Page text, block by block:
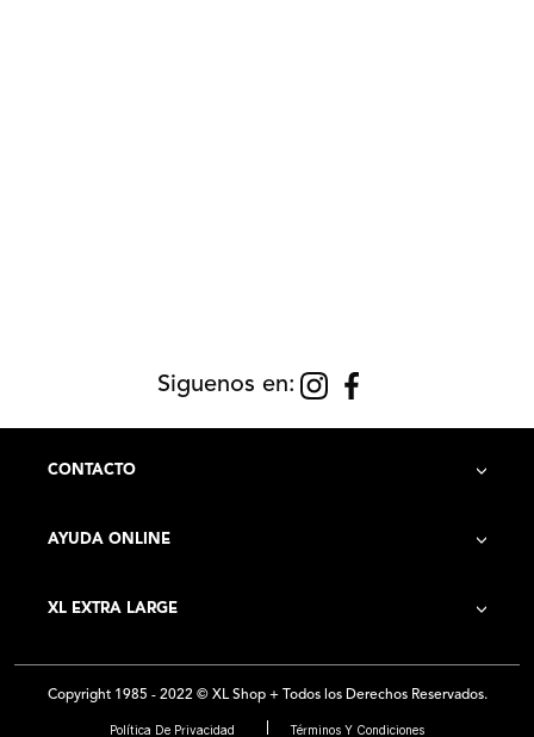
Siguenos en:
CONTACTO
AYUDA ONLINE
Contacto
Preguntas Frecuentes
XL EXTRA LARGE
Historia de la Empresa
Copyright 1985 - 2022 © XL Shop + Todos los Derechos Reservados.
Política De Privacidad Términos Y Condiciones